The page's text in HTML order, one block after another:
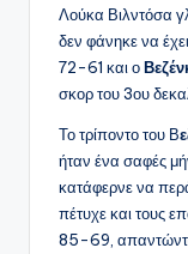
Λούκα Βιλντόσα
δεν φάνηκε να
72-61 και ο
σκορ του 3ου
Το τρίποντο του Β
ήταν ένα σαφές
κατάφερνε να
πέτυχε και τους
85-69,